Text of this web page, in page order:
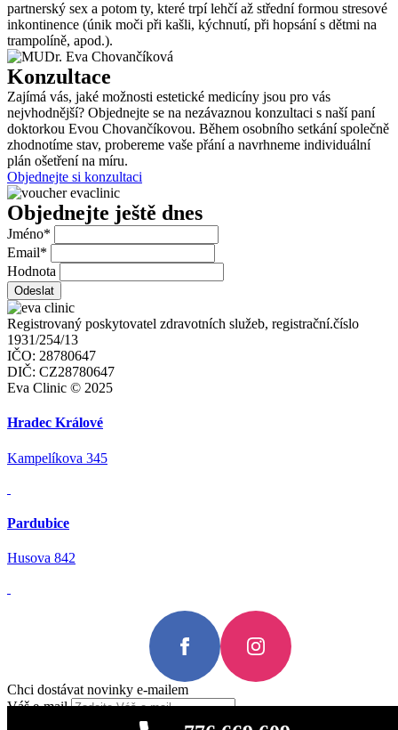
partnerský sex a potom ty, které trpí lehčí až střední formou stresové
inkontinence (únik moči při kašli, kýchnutí, při hopsání s dětmi na
trampolíně, apod.).
Konzultace
Zajímá vás, jaké možnosti estetické medicíny jsou pro vás
nejvhodnější? Objednejte se na nezávaznou konzultaci s naší paní
doktorkou Evou Chovančíkovou. Během osobního setkání společně
zhodnotíme stav, probereme vaše přání a navrhneme individuální
plán ošetření na míru.
Objednejte si konzultaci
Objednejte ještě dnes
Jméno*
Email*
Hodnota
Odeslat
Registrovaný poskytovatel zdravotních služeb, registrační.číslo
1931/254/13
IČO: 28780647
DIČ: CZ28780647
Eva Clinic © 2025
Hradec Králové
Kampelíkova 345
Pardubice
Husova 842
Chci dostávat novinky e-mailem
Váš e-mail